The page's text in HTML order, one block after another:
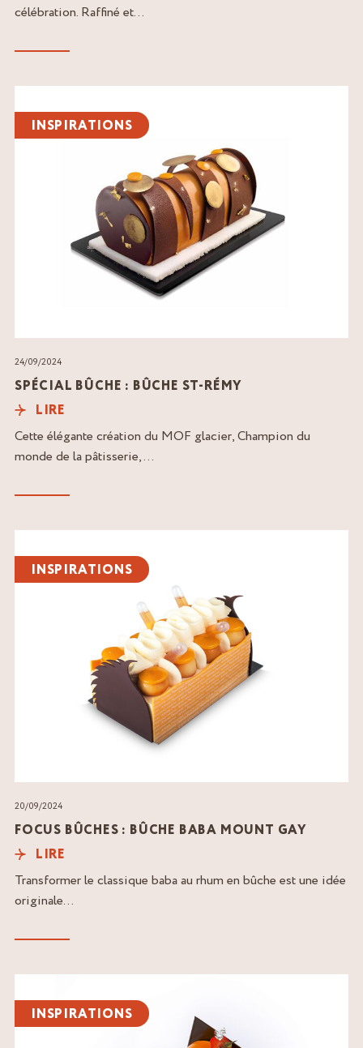
célébration. Raffiné et...
l'article
INSPIRATIONS
24/09/2024
SPÉCIAL BÛCHE : BÛCHE ST-RÉMY
Cette élégante création du MOF glacier, Champion du
monde de la pâtisserie,...
LIRE
l'article
INSPIRATIONS
20/09/2024
FOCUS BÛCHES : BÛCHE BABA MOUNT GAY
Transformer le classique baba au rhum en bûche est une idée
originale...
LIRE
l'article
INSPIRATIONS